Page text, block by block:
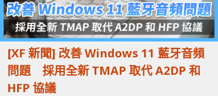
[XF 新聞] 改善 Windows 11 藍牙音頻
問題 採用全新 TMAP 取代 A2DP 和
HFP 協議